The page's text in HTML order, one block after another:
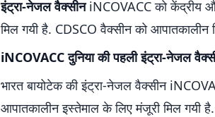
इंट्रा-नेजल वैक्सीनiNCOVACC को केंद्रीय
मिल गयी है. CDSCO वैक्सीन को आपातकालीन
iNCOVACC दुनिया की पहली इंट्रा-नेजल
भारत बायोटेक की इंट्रा-नेजल वैक्सीन
आपातकालीन इस्तेमाल के लिए मंजूरी मिल गयी है.